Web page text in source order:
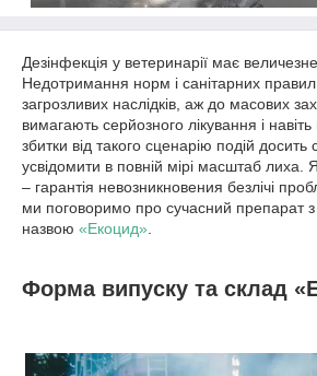
Дезінфекція у ветеринарії має
Недотримання норм і санітарних
загрозливих наслідків, аж до масових
вимагають серйозного лікування і
збитки від такого сценарію подій досить
усвідомити в повній мірі масштаб лиха.
– гарантія невозникновения безлічі
ми поговоримо про сучасний препарат
назвою «Екоцид»
Форма випуску та склад